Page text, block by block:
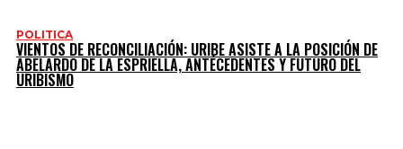
POLITICA
VIENTOS DE RECONCILIACIÓN: URIBE ASISTE A LA POSICIÓN DE
ABELARDO DE LA ESPRIELLA, ANTÉCEDENTES Y FUTURO DEL
URIBISMO